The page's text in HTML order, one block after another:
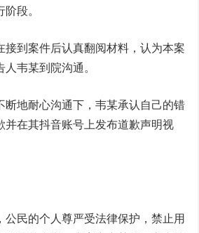
段。
到案件后认真翻阅材料，认为本案
韦某到院沟通。
地耐心沟通下，韦某承认自己的错
并在其抖音账号上发布道歉声明视
公民的个人尊严受法律保护，禁止用